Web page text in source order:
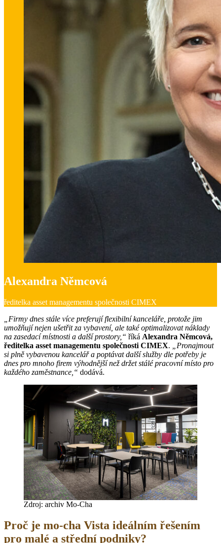
Alexandra Němcová
ředitelka asset managementu společnosti CIMEX
„Firmy dnes stále více preferují flexibilní kanceláře, protože jim
umožňují nejen ušetřit za vybavení, ale také optimalizovat náklady
na zasedací místnosti a další prostory,“ říká Alexandra Němcová,
ředitelka asset managementu společnosti CIMEX.
„Pronajmout
si plně vybavenou kancelář a poptávat další služby dle potřeby je
dnes pro mnoho firem výhodnější než držet stálé pracovní místo pro
každého zaměstnance,“ dodává.
Zdroj: archiv Mo-Cha
Proč je mo-cha Vista ideálním řešením
pro malé a střední podniky?